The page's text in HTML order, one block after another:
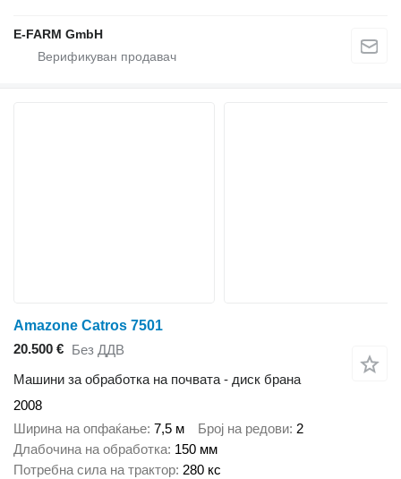
E-FARM GmbH
Amazone Catros 7501
20.500 € Без ДДВ
Машини за обработка на почвата - диск брана
2008
Ширина на опфаќање 7,5 м Број на редови 2
Длабочина на обработка 150 мм
Потребна сила на трактор 280 кс